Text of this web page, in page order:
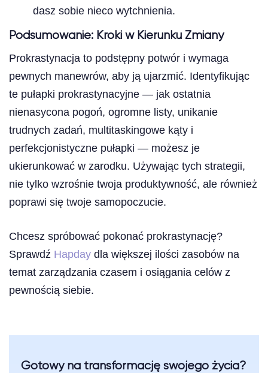
dasz sobie nieco wytchnienia.
Podsumowanie: Kroki w Kierunku Zmiany
Prokrastynacja to podstępny potwór i wymaga
pewnych manewrów, aby ją ujarzmić. Identyfikując
te pułapki prokrastynacyjne — jak ostatnia
nienasycona pogoń, ogromne listy, unikanie
trudnych zadań, multitaskingowe kąty i
perfekcjonistyczne pułapki — możesz je
ukierunkować w zarodku. Używając tych strategii,
nie tylko wzrośnie twoja produktywność, ale również
poprawi się twoje samopoczucie.
Chcesz spróbować pokonać prokrastynację?
Sprawdź Hapday dla większej ilości zasobów na
temat zarządzania czasem i osiągania celów z
pewnością siebie.
Gotowy na transformację swojego życia?